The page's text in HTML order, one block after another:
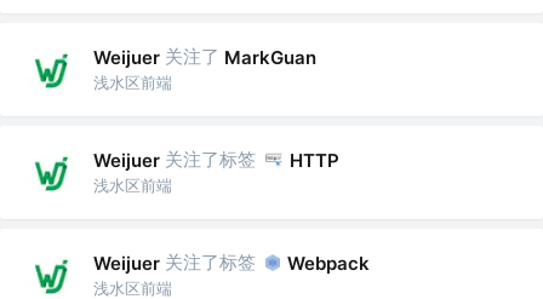
Weijuer 关注了 MarkGuan
浅水区前端
Weijuer 关注了标签 HTTP
浅水区前端
Weijuer 关注了标签 Webpack
浅水区前端